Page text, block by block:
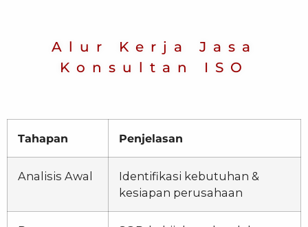
Alur Kerja Jasa
Konsultan ISO
Tahapan Penjelasan
Analisis Awal
Identifikasi kebutuhan &
kesiapan perusahaan